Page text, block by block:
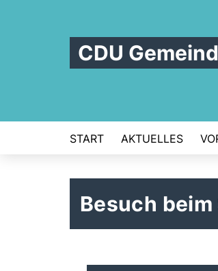
CDU
START AKTUELLES
Besuch